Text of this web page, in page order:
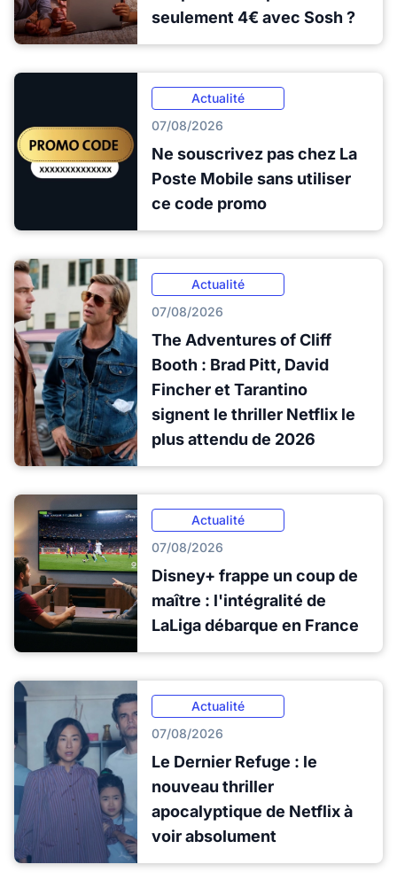
seulement 4€ avec Sosh ?
Actualité
07/08/2026
Ne souscrivez pas chez La
Poste Mobile sans utiliser
ce code promo
Actualité
07/08/2026
The Adventures of Cliff
Booth : Brad Pitt, David
Fincher et Tarantino
signent le thriller Netflix le
plus attendu de 2026
Actualité
07/08/2026
Disney+ frappe un coup de
maître : l'intégralité de
LaLiga débarque en France
Actualité
07/08/2026
Le Dernier Refuge : le
nouveau thriller
apocalyptique de Netflix à
voir absolument